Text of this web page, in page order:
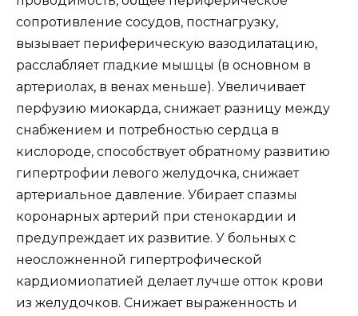
сопротивление сосудов, постнагрузку,
вызывает периферическую вазодилатацию,
расслабляет гладкие мышцы (в основном в
артериолах, в венах меньше). Увеличивает
перфузию миокарда, снижает разницу между
снабжением и потребностью сердца в
кислороде, способствует обратному развитию
гипертрофии левого желудочка, снижает
артериальное давление. Убирает спазмы
коронарных артерий при стенокардии и
предупреждает их развитие. У больных с
неосложненной гипертрофической
кардиомиопатией делает лучше отток крови
из желудочков. Снижает выраженность и